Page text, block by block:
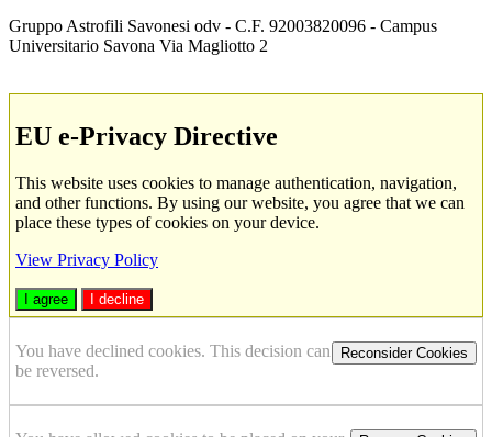
Gruppo Astrofili Savonesi odv - C.F. 92003820096 - Campus
Universitario Savona Via Magliotto 2
EU e-Privacy Directive
This website uses cookies to manage authentication, navigation,
and other functions. By using our website, you agree that we can
place these types of cookies on your device.
View Privacy Policy
I agree I decline
Reconsider Cookies
You have declined cookies. This decision can
be reversed.